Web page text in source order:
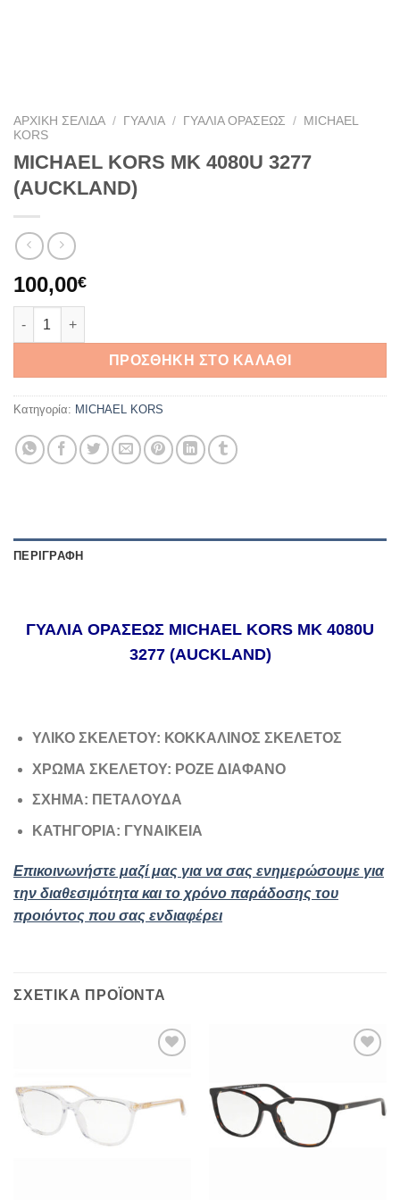
ΑΡΧΙΚΉ ΣΕΛΊΔΑ / ΓΥΑΛΙΆ / ΓΥΑΛΙΆ ΟΡΆΣΕΩΣ /
MICHAEL
KORS
MICHAEL KORS MK 4080U 3277
(AUCKLAND)
100,00€
MICHAEL KORS MK 4080U 3277 (AUCKLAND) ποσότητα
ΠΡΟΣΘΉΚΗ ΣΤΟ ΚΑΛΆΘΙ
Κατηγορία: MICHAEL KORS
ΠΕΡΙΓΡΑΦΉ
ΓΥΑΛΙΑ ΟΡΑΣΕΩΣ MICHAEL KORS MK 4080U
3277 (AUCKLAND)
ΥΛΙΚΟ ΣΚΕΛΕΤΟΥ: ΚΟΚΚΑΛΙΝΟΣ ΣΚΕΛΕΤΟΣ
ΧΡΩΜΑ ΣΚΕΛΕΤΟΥ: ΡΟΖΕ ΔΙΑΦΑΝΟ
ΣΧΗΜΑ: ΠΕΤΑΛΟΥΔΑ
ΚΑΤΗΓΟΡΙΑ: ΓΥΝΑΙΚΕΙΑ
Επικοινωνήστε μαζί μας για να σας ενημερώσουμε για
την διαθεσιμότητα και το χρόνο παράδοσης του
προιόντος που σας ενδιαφέρει
ΣΧΕΤΙΚΆ ΠΡΟΪΌΝΤΑ